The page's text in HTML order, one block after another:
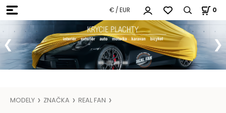
€ / EUR 0
MODELY ZNAČKA REAL FAN